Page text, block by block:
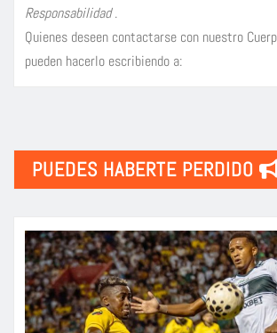
Responsabilidad.
Quienes deseen contactarse con nuestro
pueden hacerlo escribiendo a:
PUEDES HABERTE PERDIDO